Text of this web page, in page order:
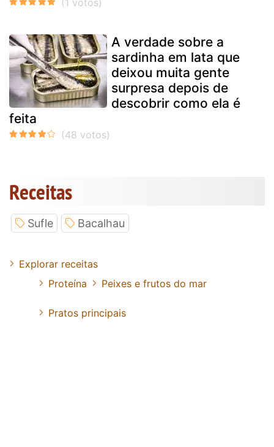
A verdade sobre a
sardinha em lata que
deixou muita gente
surpresa depois de
descobrir como ela é
feita
Receitas
Sufle Bacalhau
Explorar receitas
Proteína
Peixes e frutos do mar
Pratos principais